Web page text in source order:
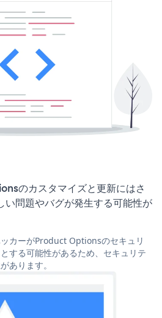
のカスタマイズと更新にはさ
い問題やバグが発生する可能性が
カーがProduct Optionsのセキュリ
する可能性があるため、セキュリテ
あります。